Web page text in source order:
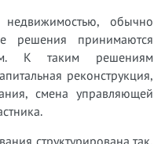
обычно
решения принимаются
К таким решениям
реконструкция,
смена управляющей
структурирована так,